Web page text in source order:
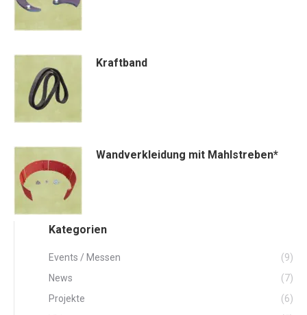
Kraftband
Wandverkleidung mit Mahlstreben*
weist
Kategorien
Events / Messen
(9)
News
(7)
Projekte
(6)